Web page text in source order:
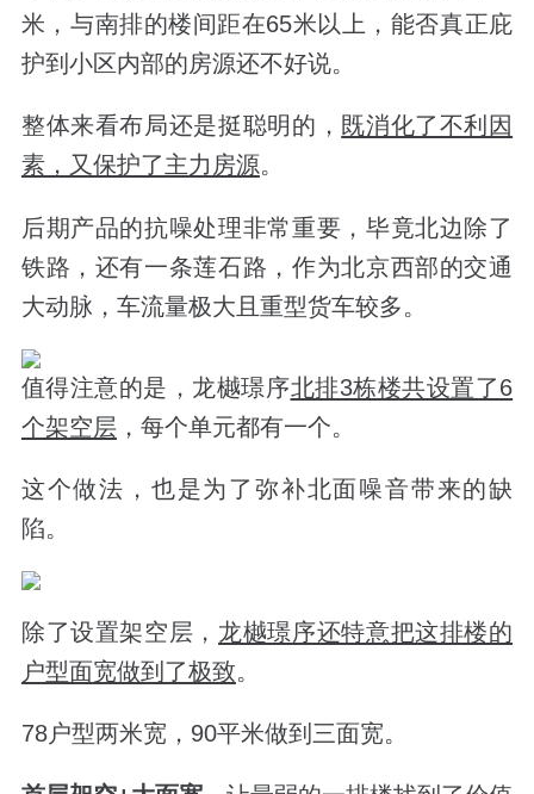
米，与南排的楼间距在65米以上，能否真正庇
护到小区内部的房源还不好说。
整体来看布局还是挺聪明的， 既消化了不利因
素，又保护了主力房源。
后期产品的抗噪处理非常重要，毕竟北边除了
铁路，还有一条莲石路，作为北京西部的交通
大动脉，车流量极大且重型货车较多。
值得注意的是，龙樾璟序北排3栋楼共设置了6
个架空层 ，每个单元都有一个。
这个做法，也是为了弥补北面噪音带来的缺
陷。
除了设置架空层， 龙樾璟序还特意把这排楼的
户型面宽做到了极致。
78户型两米宽，90平米做到三面宽。